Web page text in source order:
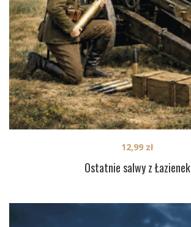
Ostatnie salwy z Łazienek
12,99 zł